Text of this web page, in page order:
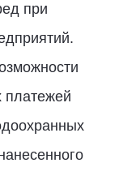
при
платежей